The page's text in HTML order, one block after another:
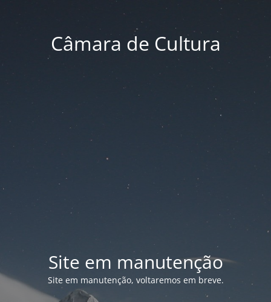
Câmara de Cultura
Site em manutenção
Site em manutenção, voltaremos em breve.